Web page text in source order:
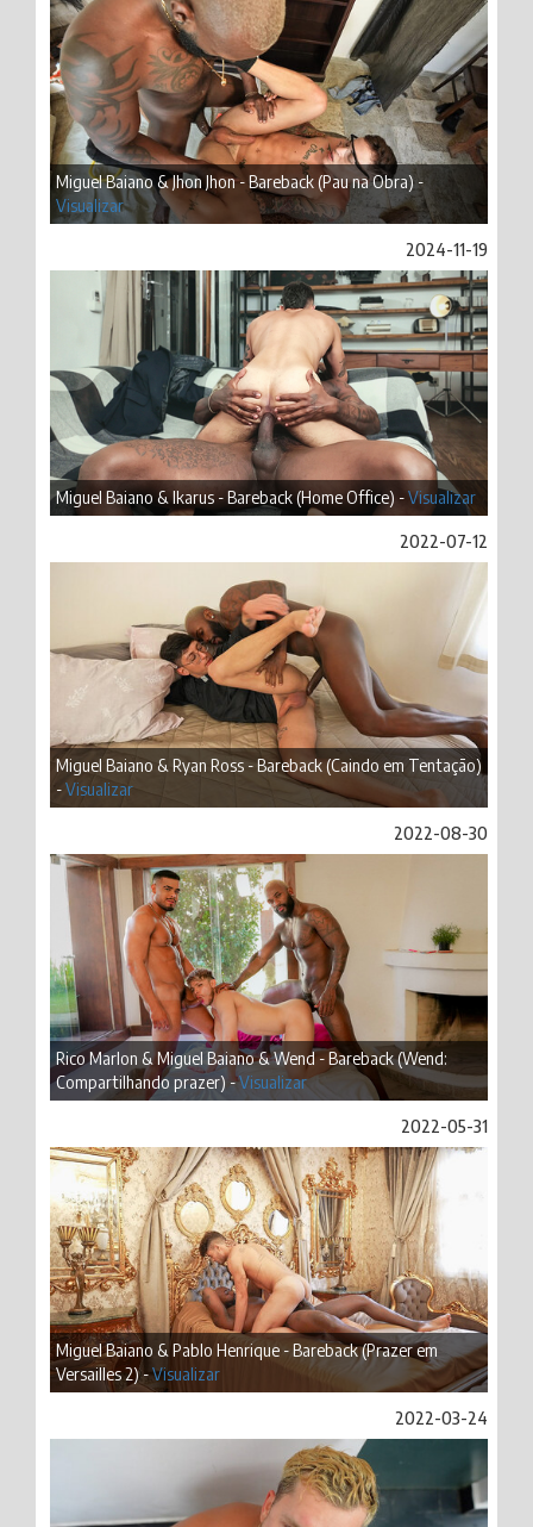
Miguel Baiano & Jhon Jhon - Bareback (Pau na Obra) -
Visualizar
2024-11-19
Miguel Baiano & Ikarus - Bareback (Home Office) -Visualizar
2022-07-12
Miguel Baiano & Ryan Ross - Bareback (Caindo em Tentação)
-Visualizar
2022-08-30
Rico Marlon & Miguel Baiano & Wend - Bareback (Wend:
Compartilhando prazer) -Visualizar
2022-05-31
Miguel Baiano & Pablo Henrique - Bareback (Prazer em
Versailles 2) -Visualizar
2022-03-24